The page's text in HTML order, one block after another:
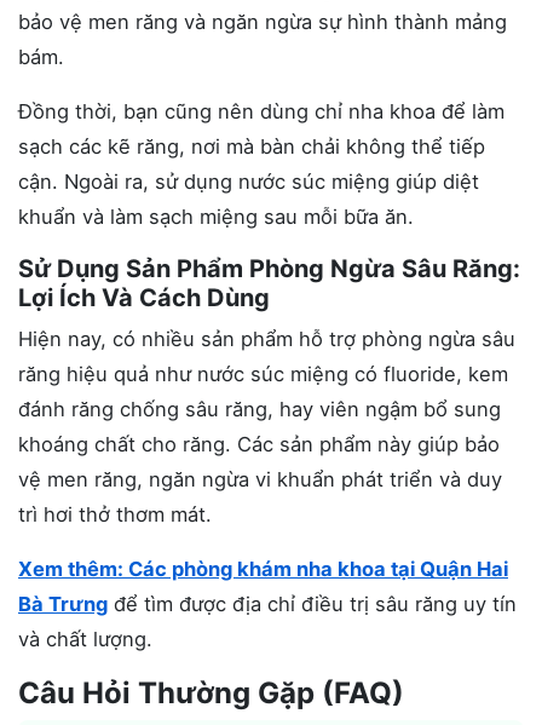
bảo vệ men răng và ngăn ngừa sự hình thành mảng
bám.
Đồng thời, bạn cũng nên dùng chỉ nha khoa để làm
sạch các kẽ răng, nơi mà bàn chải không thể tiếp
cận. Ngoài ra, sử dụng nước súc miệng giúp diệt
khuẩn và làm sạch miệng sau mỗi bữa ăn.
Sử Dụng Sản Phẩm Phòng Ngừa Sâu Răng:
Lợi Ích Và Cách Dùng
Hiện nay, có nhiều sản phẩm hỗ trợ phòng ngừa sâu
răng hiệu quả như nước súc miệng có fluoride, kem
đánh răng chống sâu răng, hay viên ngậm bổ sung
khoáng chất cho răng. Các sản phẩm này giúp bảo
vệ men răng, ngăn ngừa vi khuẩn phát triển và duy
trì hơi thở thơm mát.
Xem thêm: Các phòng khám nha khoa tại Quận Hai
Bà Trưng để tìm được địa chỉ điều trị sâu răng uy tín
và chất lượng.
Câu Hỏi Thường Gặp (FAQ)